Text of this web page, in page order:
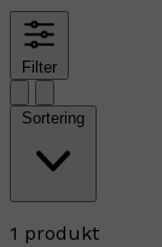
Filter
Sortering
1 produkt